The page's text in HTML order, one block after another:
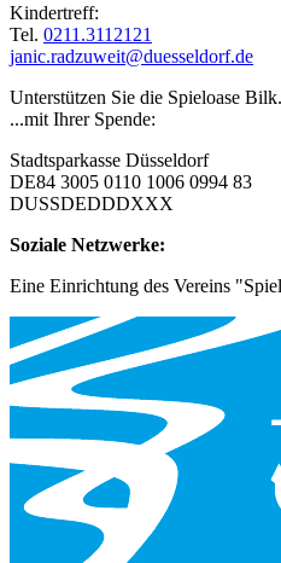
Kindertreff:
Tel. 0211.3112121
janic.radzuweit@duesseldorf.de
Unterstützen Sie die Spieloase
...mit Ihrer Spende:
Stadtsparkasse Düsseldorf
DE84 3005 0110 1006 0994 83
DUSSDEDDDXXX
Soziale Netzwerke:
Eine Einrichtung des Vereins